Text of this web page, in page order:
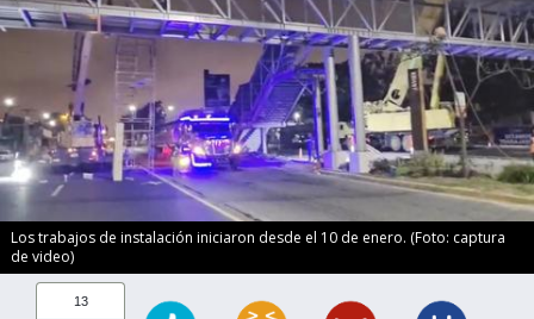
Los trabajos de instalación iniciaron desde el 10 de enero. (Foto: captura
de video)
13